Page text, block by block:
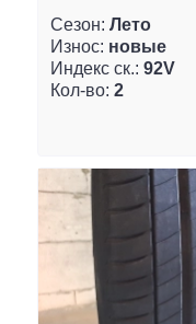
Сезон: Лето
Износ: новые
Индекс ск.: 92V
Кол-во: 2